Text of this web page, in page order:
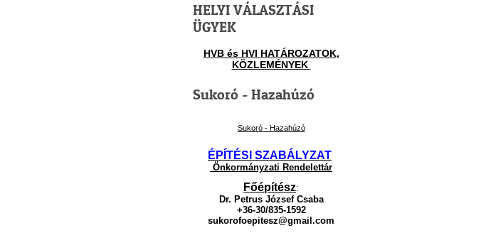
HELYI VÁLASZTÁSI
ÜGYEK
HVB és HVI HATÁROZATOK,
KÖZLEMÉNYEK
Sukoró - Hazahúzó
Sukoró - Hazahúzó
ÉPÍTÉSI SZABÁLYZAT
Önkormányzati Rendelettár
Főépítész:
Dr. Petrus József Csaba
+36-30/835-1592
sukorofoepitesz@gmail.com